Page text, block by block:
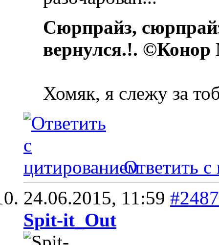
Сюрпрайз,
вернулся.!.
Хомяк, я слежу за
Ответить с
24.06.2015, 11:59 #2487
Spit-it_Out